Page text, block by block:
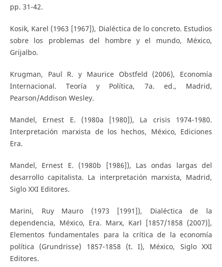
pp. 31-42.
Kosik, Karel (1963 [1967]), Dialéctica de lo concreto. Estudios
sobre los problemas del hombre y el mundo, México,
Grijalbo.
Krugman, Paul R. y Maurice Obstfeld (2006), Economía
Internacional. Teoría y Política, 7a. ed., Madrid,
Pearson/Addison Wesley.
Mandel, Ernest E. (1980a [1980]), La crisis 1974-1980.
Interpretación marxista de los hechos, México, Ediciones
Era.
Mandel, Ernest E. (1980b [1986]), Las ondas largas del
desarrollo capitalista. La interpretación marxista, Madrid,
Siglo XXI Editores.
Marini, Ruy Mauro (1973 [1991]), Dialéctica de la
dependencia, México, Era. Marx, Karl [1857/1858 (2007)],
Elementos fundamentales para la crítica de la economía
política (Grundrisse) 1857-1858 (t. I), México, Siglo XXI
Editores.